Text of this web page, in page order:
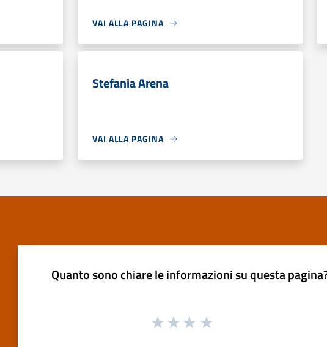
VAI ALLA PAGINA
Stefania Arena
VAI ALLA PAGINA
Quanto sono chiare le informazioni su questa